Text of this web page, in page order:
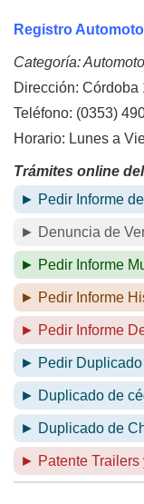
Registro
Categoría:
Dirección: Córdoba
Teléfono: (0353)
Horario: Lunes a
Trámites online
► Pedir Informe
► Denuncia de
► Pedir Informe
► Pedir Informe
► Pedir Informe
► Pedir
► Duplicado de
► Duplicado de
► Patente Trailers